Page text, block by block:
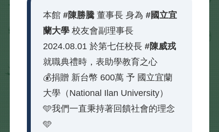
本館 #陳勝騰 董事長 身為 #國立宜
蘭大學 校友會副理事長
2024.08.01 於第七任校長 #陳威戎
就職典禮時，表助學教育之心
💰捐贈 新台幣 600萬 予 國立宜蘭
大學（National Ilan University）
🩵我們一直秉持著回饋社會的理念
🩵